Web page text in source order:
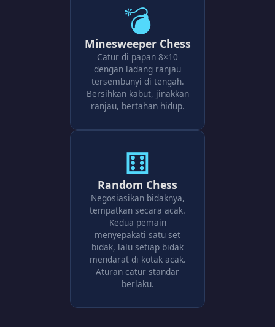
💣
Minesweeper Chess
Catur di papan 8×10
dengan ladang ranjau
tersembunyi di tengah.
Bersihkan kabut, jinakkan
ranjau, bertahan hidup.
⚅
Random Chess
Negosiasikan bidaknya,
tempatkan secara acak.
Kedua pemain
menyepakati satu set
bidak, lalu setiap bidak
mendarat di kotak acak.
Aturan catur standar
berlaku.